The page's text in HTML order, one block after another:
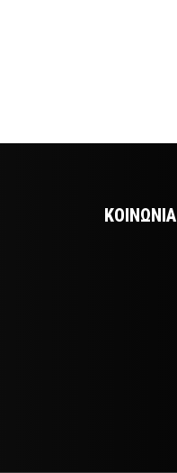
ΚΟΙΝΩΝΙΑ